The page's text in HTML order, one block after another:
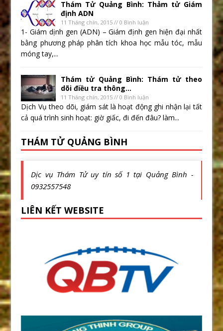
Thám Tử Quảng Bình: Thảm tử Giám
định ADN
11 Tháng chín, 2015 // 0 Bình luận
1- Giám dịnh gen (ADN) – Giám định gen hiện đại nhất
bằng phương pháp phân tích khoa học mẫu tóc, mẫu
móng tay,...
Thám tử Quảng Bình: Thám tử theo
dõi điều tra thông...
11 Tháng chín, 2015 // 0 Bình luận
Dịch Vụ theo dõi, giám sát là hoạt động ghi nhận lại tất
cả quá trình sinh hoạt: giờ giấc, đi đến đâu? làm...
THÁM TỬ QUẢNG BÌNH
Dịc vụ Thám Tử uy tín số 1 tại Quảng Bình -
0932557548
LIÊN KẾT WEBSITE